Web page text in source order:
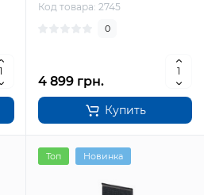
Код товара: 2745
0
4 899 грн.
Купить
Топ Новинка